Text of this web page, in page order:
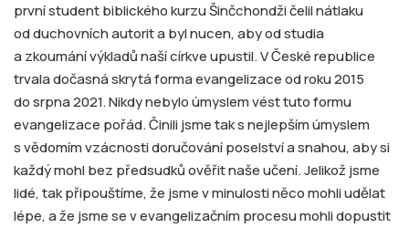
první student biblického kurzu Šinčchondži čelil nátlaku
od duchovních autorit a byl nucen, aby od studia
a zkoumání výkladů naší církve upustil. V České republice
trvala dočasná skrytá forma evangelizace od roku 2015
do srpna 2021. Nikdy nebylo úmyslem vést tuto formu
evangelizace pořád. Činili jsme tak s nejlepším úmyslem
s vědomím vzácnosti doručování poselství a snahou, aby si
každý mohl bez předsudků ověřit naše učení. Jelikož jsme
lidé, tak připouštíme, že jsme v minulosti něco mohli udělat
lépe, a že jsme se v evangelizačním procesu mohli dopustit